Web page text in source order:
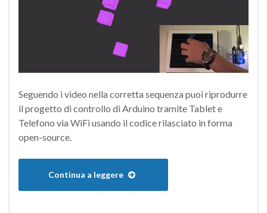
Seguendo i video nella corretta sequenza puoi riprodurre
il progetto di controllo di Arduino tramite Tablet e
Telefono via WiFi usando il codice rilasciato in forma
open-source.
Continua a leggere